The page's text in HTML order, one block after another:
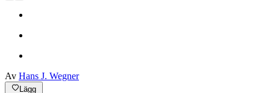
Av Hans J. Wegner
Lägg